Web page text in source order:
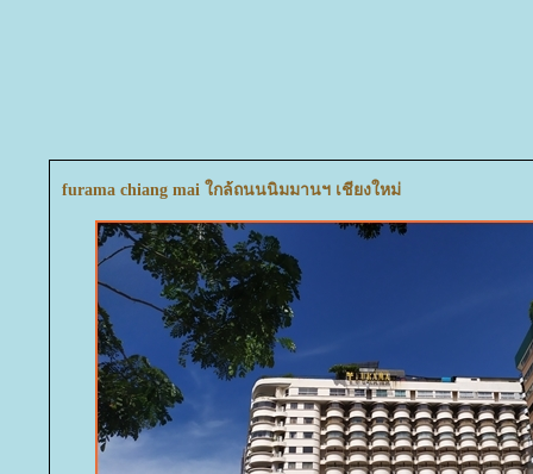
furama chiang mai ใกล้ถนนนิมมานฯ เชียงใหม่